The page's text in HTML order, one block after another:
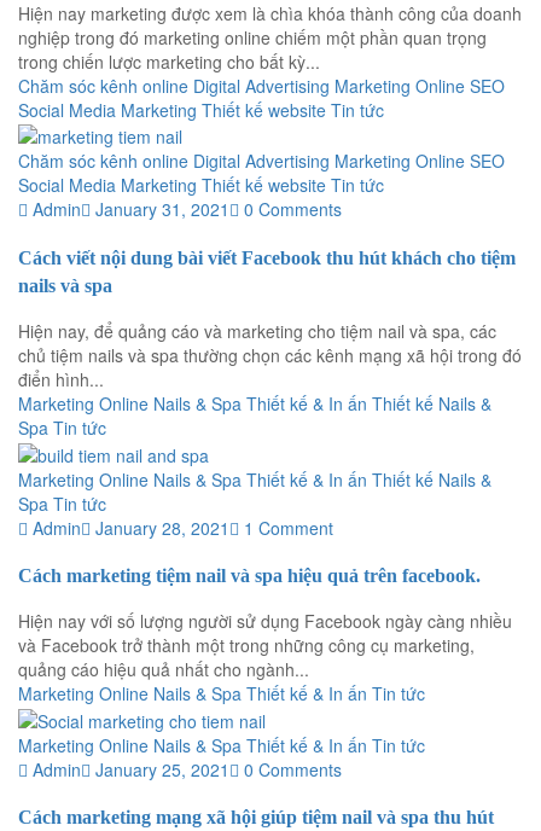
Hiện nay marketing được xem là chìa khóa thành công của doanh
nghiệp trong đó marketing online chiếm một phần quan trọng
trong chiến lược marketing cho bất kỳ...
Chăm sóc kênh online Digital Advertising Marketing Online SEO
Social Media Marketing Thiết kế website Tin tức
Chăm sóc kênh online Digital Advertising Marketing Online SEO
Social Media Marketing Thiết kế website Tin tức
Admin
January 31, 2021 0 Comments
Cách viết nội dung bài viết Facebook thu hút khách cho tiệm
nails và spa
Hiện nay, để quảng cáo và marketing cho tiệm nail và spa, các
chủ tiệm nails và spa thường chọn các kênh mạng xã hội trong đó
điển hình...
Marketing Online Nails & Spa Thiết kế & In ấn Thiết kế Nails &
Spa Tin tức
Marketing Online Nails & Spa Thiết kế & In ấn Thiết kế Nails &
Spa Tin tức
Admin
January 28, 2021 1 Comment
Cách marketing tiệm nail và spa hiệu quả trên facebook.
Hiện nay với số lượng người sử dụng Facebook ngày càng nhiều
và Facebook trở thành một trong những công cụ marketing,
quảng cáo hiệu quả nhất cho ngành...
Marketing Online Nails & Spa Thiết kế & In ấn Tin tức
Marketing Online Nails & Spa Thiết kế & In ấn Tin tức
Admin
January 25, 2021 0 Comments
Cách marketing mạng xã hội giúp tiệm nail và spa thu hút